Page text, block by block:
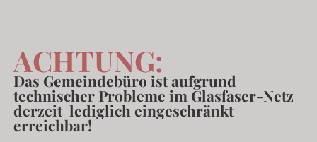
ACHTUNG:
Das Gemeindebüro ist aufgrund
technischer Probleme im Glasfaser-Netz
derzeit lediglich eingeschränkt
erreichbar!